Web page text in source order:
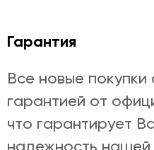
Гарантия
Все новые
гарантией от
что гарантирует
надежность нашей